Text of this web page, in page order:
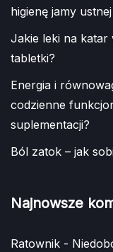
higienę jamy
Jakie leki na
tabletki?
Energia i
codzienne
suplementacji?
Ból zatok – jak
Najnowsze
Ratownik -